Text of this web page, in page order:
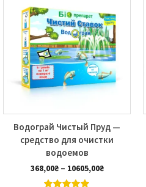
Водограй Чистый Пруд —
средство для очистки
водоемов
368,00₴ – 10605,00₴Диапазон